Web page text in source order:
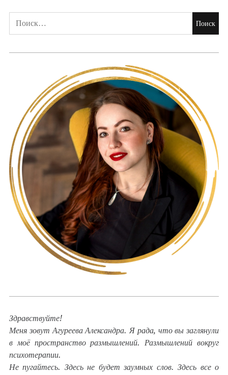
Здравствуйте!
Меня зовут Агуреева Александра. Я рада, что вы заглянули
в моё пространство размышлений. Размышлений вокруг
психотерапии.
Не пугайтесь. Здесь не будет заумных слов. Здесь все о